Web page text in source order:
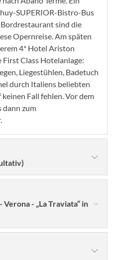
SUPERIOR-Bistro-Bus
sind die
Opernreise. Am späten
4* Hotel Ariston
Class Hotelanlage:
Liegestühlen, Badetuch
durch Italiens beliebten
Fall fehlen. Vor dem
dann zum
- „La Traviata“ in